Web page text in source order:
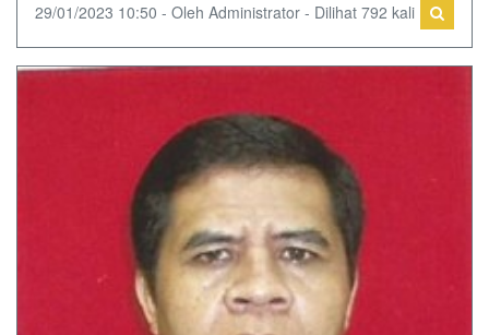
29/01/2023 10:50 - Oleh Administrator - Dilihat 792 kali